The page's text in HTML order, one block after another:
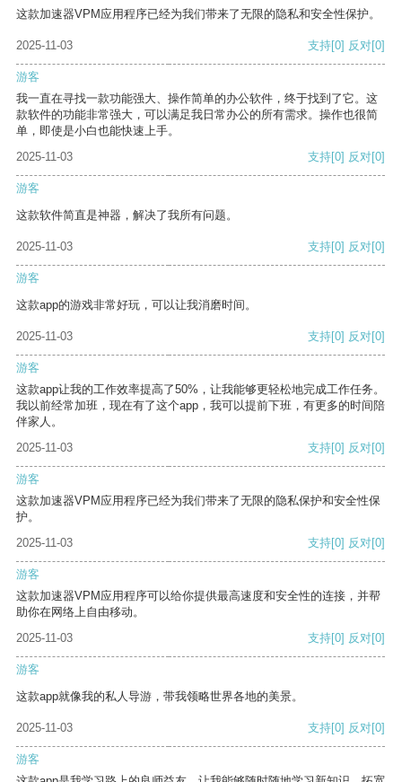
这款加速器VPM应用程序已经为我们带来了无限的隐私和安全性保护。
2025-11-03 支持[0] 反对[0]
游客
我一直在寻找一款功能强大、操作简单的办公软件，终于找到了它。这
款软件的功能非常强大，可以满足我日常办公的所有需求。操作也很简
单，即使是小白也能快速上手。
2025-11-03
支持[0] 反对[0]
游客
这款软件简直是神器，解决了我所有问题。
2025-11-03 支持[0] 反对[0]
游客
这款app的游戏非常好玩，可以让我消磨时间。
2025-11-03 支持[0] 反对[0]
游客
这款app让我的工作效率提高了50%，让我能够更轻松地完成工作任务。
我以前经常加班，现在有了这个app，我可以提前下班，有更多的时间陪
伴家人。
2025-11-03
支持[0] 反对[0]
游客
这款加速器VPM应用程序已经为我们带来了无限的隐私保护和安全性保
护。
2025-11-03
支持[0] 反对[0]
游客
这款加速器VPM应用程序可以给你提供最高速度和安全性的连接，并帮
助你在网络上自由移动。
2025-11-03
支持[0] 反对[0]
游客
这款app就像我的私人导游，带我领略世界各地的美景。
2025-11-03 支持[0] 反对[0]
游客